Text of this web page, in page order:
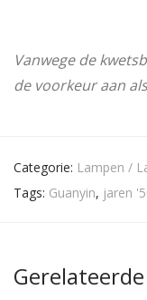
Vanwege de
de voorkeur aan
Categorie: Lampen /
Tags: Guanyin, jaren